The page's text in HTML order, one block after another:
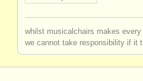
whilst musicalchairs makes
we cannot take responsibility if it